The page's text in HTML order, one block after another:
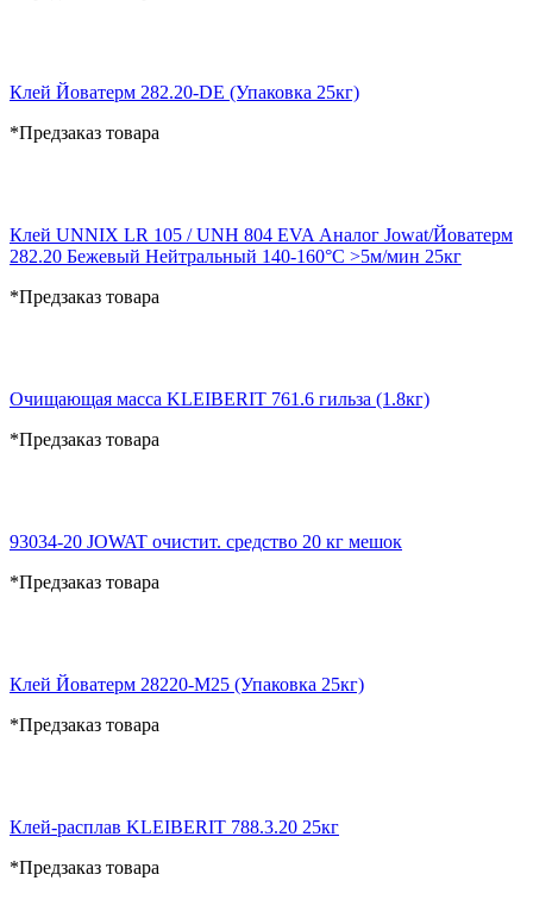
Клей Йоватерм 282.20-DE (Упаковка 25кг)
*Предзаказ товара
Клей UNNIX LR 105 / UNH 804 EVA Аналог Jowat/Йоватерм
282.20 Бежевый Нейтральный 140-160°С >5м/мин 25кг
*Предзаказ товара
Очищающая масса KLEIBERIT 761.6 гильза (1.8кг)
*Предзаказ товара
93034-20 JOWAT очистит. средство 20 кг мешок
*Предзаказ товара
Клей Йоватерм 28220-М25 (Упаковка 25кг)
*Предзаказ товара
Клей-расплав KLEIBERIT 788.3.20 25кг
*Предзаказ товара